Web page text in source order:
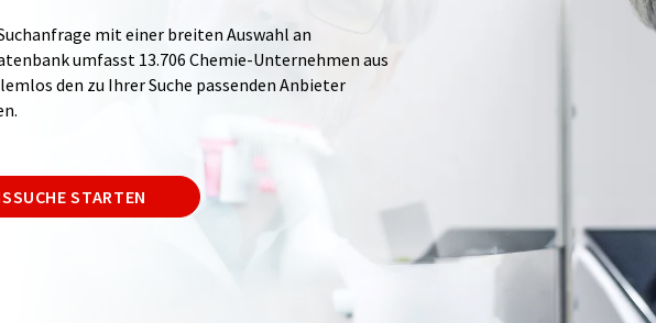
mit einer breiten Auswahl an
umfasst 13.706 Chemie-Unternehmen aus
den zu Ihrer Suche passenden Anbieter
STARTEN